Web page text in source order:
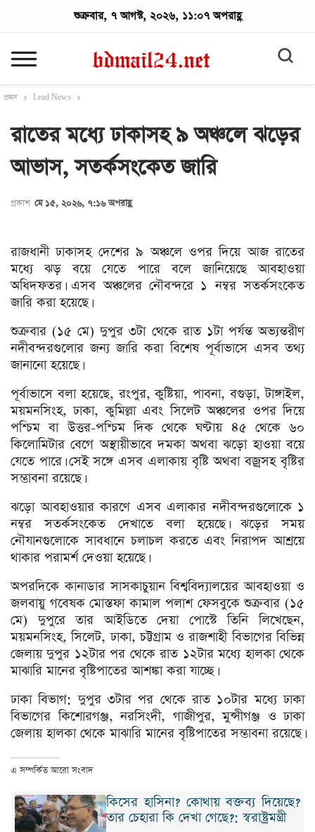
শুক্রবার, ৭ আগস্ট, ২০২৬, ১১:০৭ অপরাহ্ণ
প্রচ্ছদ Lead News
রাতের মধ্যে ঢাকাসহ ৯ অঞ্চলে ঝড়ের
আভাস, সতর্কসংকেত জারি
প্রকাশ মে ১৫, ২০২৬, ৭:১৬ অপরাহ্ণ
রাজধানী ঢাকাসহ দেশের ৯ অঞ্চলে ওপর দিয়ে আজ রাতের
মধ্যে ঝড় বয়ে যেতে পারে বলে জানিয়েছে আবহাওয়া
অধিদফতর। এসব অঞ্চলের নৌবন্দরে ১ নম্বর সতর্কসংকেত
জারি করা হয়েছে।
শুক্রবার (১৫ মে) দুপুর ৩টা থেকে রাত ১টা পর্যন্ত অভ্যন্তরীণ
নদীবন্দরগুলোর জন্য জারি করা বিশেষ পূর্বাভাসে এসব তথ্য
জানানো হয়েছে।
পূর্বাভাসে বলা হয়েছে, রংপুর, কুষ্টিয়া, পাবনা, বগুড়া, টাঙ্গাইল,
ময়মনসিংহ, ঢাকা, কুমিল্লা এবং সিলেট অঞ্চলের ওপর দিয়ে
পশ্চিম বা উত্তর-পশ্চিম দিক থেকে ঘণ্টায় ৪৫ থেকে ৬০
কিলোমিটার বেগে অস্থায়ীভাবে দমকা অথবা ঝড়ো হাওয়া বয়ে
যেতে পারে। সেই সঙ্গে এসব এলাকায় বৃষ্টি অথবা বজ্রসহ বৃষ্টির
সম্ভাবনা রয়েছে।
ঝড়ো আবহাওয়ার কারণে এসব এলাকার নদীবন্দরগুলোকে ১
নম্বর সতর্কসংকেত দেখাতে বলা হয়েছে। ঝড়ের সময়
নৌযানগুলোকে সাবধানে চলাচল করতে এবং নিরাপদ আশ্রয়ে
থাকার পরামর্শ দেওয়া হয়েছে।
অপরদিকে কানাডার সাসকাচুয়ান বিশ্ববিদ্যালয়ের আবহাওয়া ও
জলবায়ু গবেষক মোস্তফা কামাল পলাশ ফেসবুকে শুক্রবার (১৫
মে) দুপুরে তার আইডিতে দেয়া পোস্টে তিনি লিখেছেন,
ময়মনসিংহ, সিলেট, ঢাকা, চট্টগ্রাম ও রাজশাহী বিভাগের বিভিন্ন
জেলায় দুপুর ১২টার পর থেকে রাত ১২টার মধ্যে হালকা থেকে
মাঝারি মানের বৃষ্টিপাতের আশঙ্কা করা যাচ্ছে।
ঢাকা বিভাগ: দুপুর ৩টার পর থেকে রাত ১০টার মধ্যে ঢাকা
বিভাগের কিশোরগঞ্জ, নরসিংদী, গাজীপুর, মুন্সীগঞ্জ ও ঢাকা
জেলায় হালকা থেকে মাঝারি মানের বৃষ্টিপাতের সম্ভাবনা রয়েছে।
এ সম্পর্কিত আরো সংবাদ
কিসের হাসিনা? কোথায় বক্তব্য দিয়েছে?
তার চেহারা কি দেখা গেছে?: স্বরাষ্ট্রমন্ত্রী